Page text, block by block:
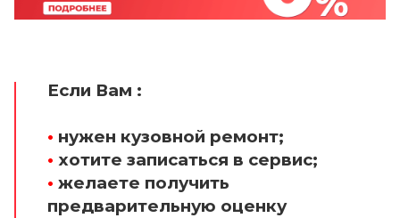
Если Вам :
• нужен кузовной ремонт;
• хотите записаться в сервис;
• желаете получить
предварительную оценку